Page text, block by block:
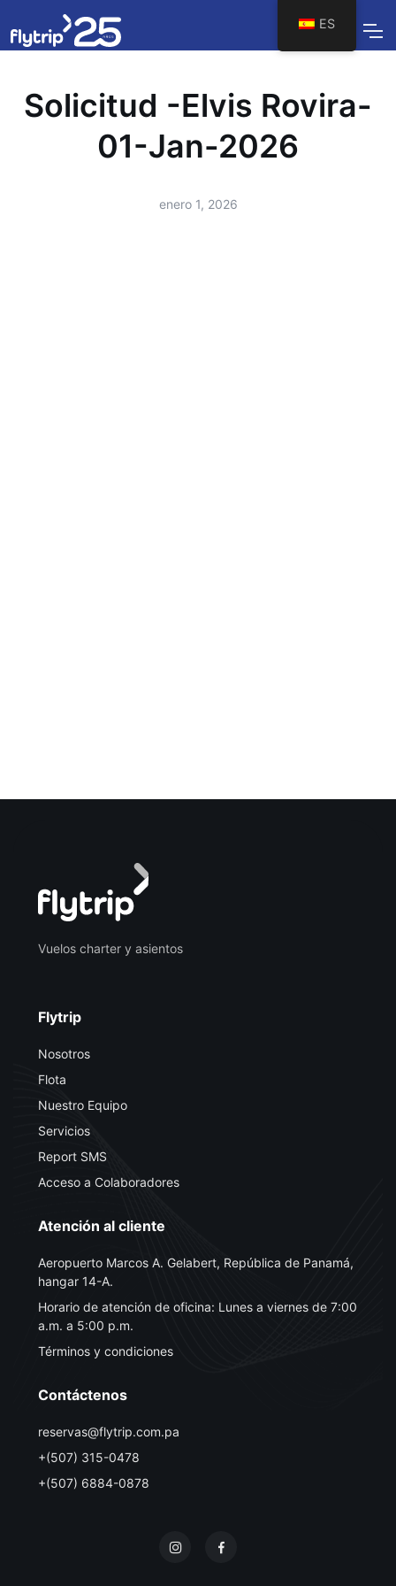
Solicitud -Elvis Rovira-
01-Jan-2026
enero 1, 2026
Vuelos charter y asientos
Flytrip
Nosotros
Flota
Nuestro Equipo
Servicios
Report SMS
Acceso a Colaboradores
Atención al cliente
Aeropuerto Marcos A. Gelabert, República de Panamá,
hangar 14-A.
Horario de atención de oficina: Lunes a viernes de 7:00
a.m. a 5:00 p.m.
Términos y condiciones
Contáctenos
reservas@flytrip.com.pa
+(507) 315-0478
+(507) 6884-0878
ES